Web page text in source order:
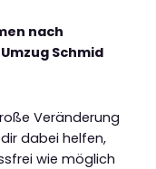
nach
Schmid
Veränderung
dabei helfen,
wie möglich